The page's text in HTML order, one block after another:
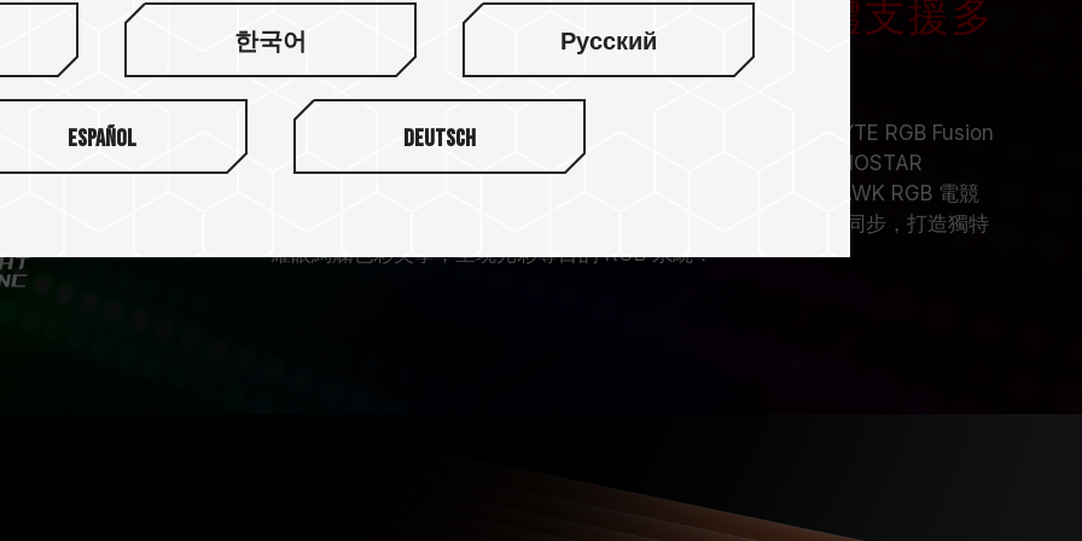
T-FORCE NIGHT HAWK RGB 電競記憶體支援多
家燈效控制軟體
T-FORCE NIGHT HAWK RGB 支援 ASUS Aura Sync / GIGABYTE RGB Fusion
2.0 / MSI Mystic Light Sync / ASROCK-Polychrome Sync / BIOSTAR
，玩家可讓 T-FORCE NIGHT HAWK RGB 電競
發光記憶體模組，透過這些燈效控制軟體來控制燈光特效及燈效同步，打造獨特
耀眼絢爛色彩美學，呈現光彩奪目的 RGB 系統！
한국어 Русский
Español Deutsch